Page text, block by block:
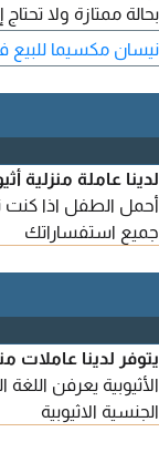
إطارات جديدة.
دخول وتشغيل ببصمة
نيسان مكسيما للبيع
لدينا عاملة منزلية
أحمل الطفل اذا كنت
جميع استفساراتك
يتوفر لدينا
الأثيوبية يعرفن
الجنسية الاثيوبية